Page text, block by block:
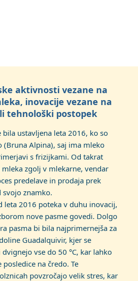
aktivnosti vezane na
inovacije vezane na
tehnološki postopek
bila ustavljena leta 2016, ko so
(Bruna Alpina), saj ima mleko
s frizijkami. Od takrat
zgolj v mlekarne, vendar
predelave in prodaja prek
znamko.
leta 2016 poteka v duhu inovacij,
nove pasme govedi. Dolgo
pasma bi bila najprimernejša za
Guadalquivir, kjer se
vse do 50 °C, kar lahko
na čredo. Te
povzročajo velik stres, kar